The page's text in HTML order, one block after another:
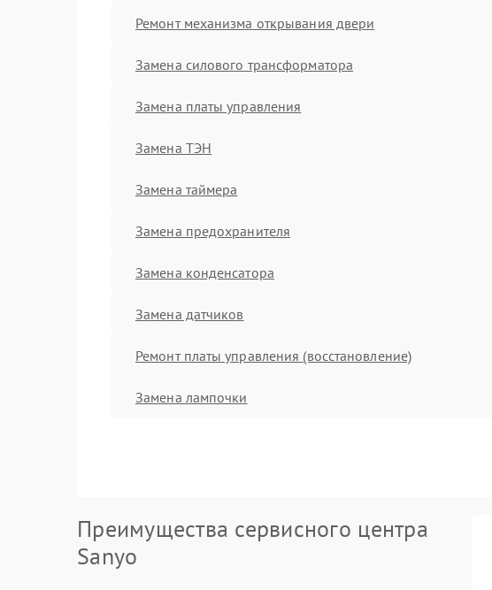
Ремонт механизма открывания двери
Замена силового трансформатора
Замена платы управления
Замена ТЭН
Замена таймера
Замена предохранителя
Замена конденсатора
Замена датчиков
Ремонт платы управления (восстановление)
Замена лампочки
Преимущества сервисного центра
Sanyo